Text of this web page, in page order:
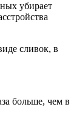
убирает
сливок, в
больше, чем в